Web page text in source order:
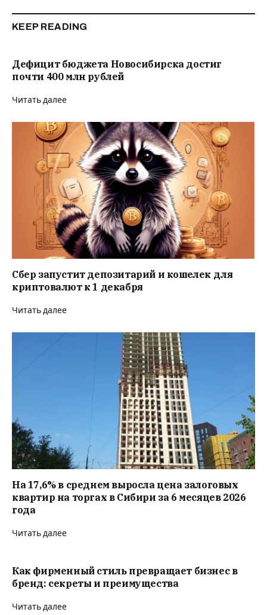
KEEP READING
Дефицит бюджета Новосибирска достиг
почти 400 млн рублей
Читать далее
Сбер запустит депозитарий и кошелек для
криптовалют к 1 декабря
Читать далее
На 17,6% в среднем выросла цена залоговых
квартир на торгах в Сибири за 6 месяцев 2026
года
Читать далее
Как фирменный стиль превращает бизнес в
бренд: секреты и преимущества
Читать далее